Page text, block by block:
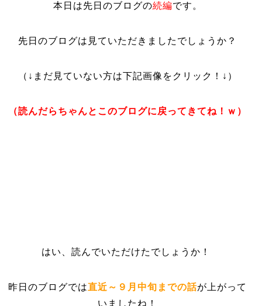
本日は先日のブログの続編です。
先日のブログは見ていただきましたでしょうか？
（↓まだ見ていない方は下記画像をクリック！↓）
（読んだらちゃんとこのブログに戻ってきてね！ｗ）
はい、読んでいただけたでしょうか！
昨日のブログでは直近～９月中旬までの話が上がって
いましたね！